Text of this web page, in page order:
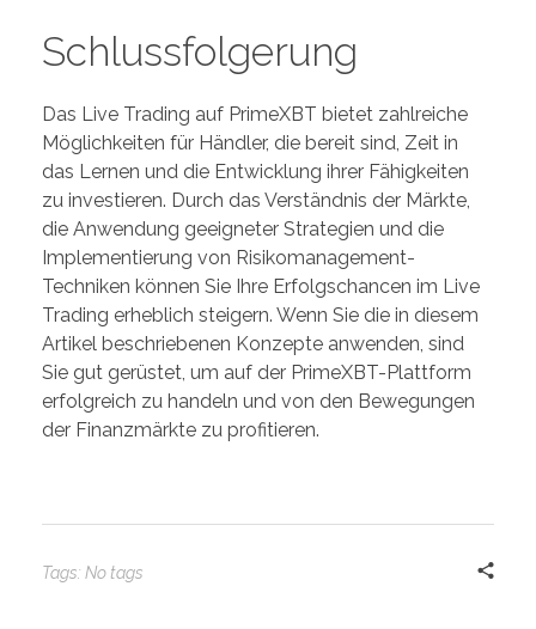
Schlussfolgerung
Das Live Trading auf PrimeXBT bietet zahlreiche
Möglichkeiten für Händler, die bereit sind, Zeit in
das Lernen und die Entwicklung ihrer Fähigkeiten
zu investieren. Durch das Verständnis der Märkte,
die Anwendung geeigneter Strategien und die
Implementierung von Risikomanagement-
Techniken können Sie Ihre Erfolgschancen im Live
Trading erheblich steigern. Wenn Sie die in diesem
Artikel beschriebenen Konzepte anwenden, sind
Sie gut gerüstet, um auf der PrimeXBT-Plattform
erfolgreich zu handeln und von den Bewegungen
der Finanzmärkte zu profitieren.
Tags: No tags